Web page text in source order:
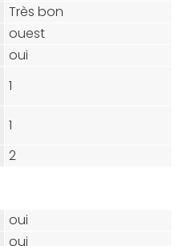
Très bon
ouest
oui
1
1
2
oui
oui